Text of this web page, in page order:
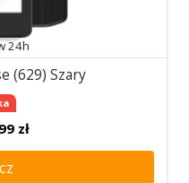
24h
(629) Szary
zł